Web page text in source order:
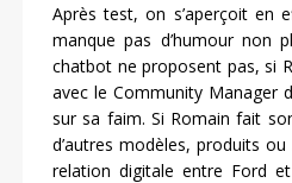
Après test, on s’aperçoit en
manque pas d’humour non
chatbot ne proposent pas, si
avec le Community Manager
sur sa faim. Si Romain fait
d’autres modèles, produits
relation digitale entre Ford